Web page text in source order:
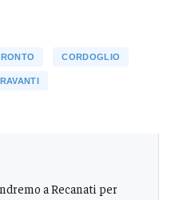
CORDOGLIO
a Recanati per